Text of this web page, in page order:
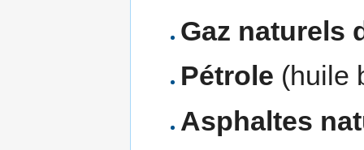
Gaz naturels
Pétrole (huile
Asphaltes